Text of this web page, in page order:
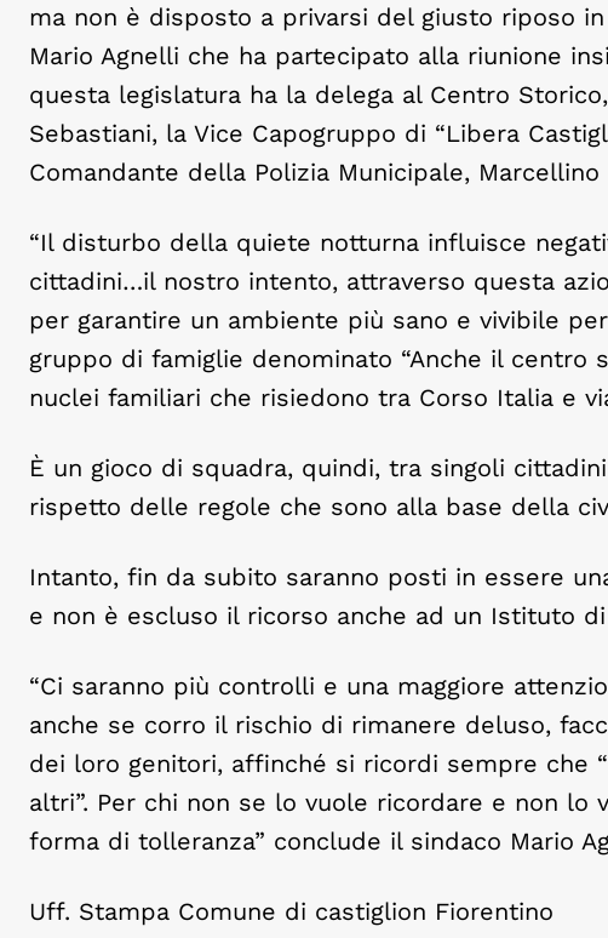
ma non è disposto a privarsi del giusto riposo
Mario Agnelli che ha partecipato alla riunione
questa legislatura ha la delega al Centro
Sebastiani, la Vice Capogruppo di “Libera
Comandante della Polizia Municipale, Marcellino
“Il disturbo della quiete notturna influisce
cittadini…il nostro intento, attraverso questa
per garantire un ambiente più sano e vivibile
gruppo di famiglie denominato “Anche il
nuclei familiari che risiedono tra Corso Italia e
È un gioco di squadra, quindi, tra singoli
rispetto delle regole che sono alla base della
Intanto, fin da subito saranno posti in essere
e non è escluso il ricorso anche ad un Istituto di
“Ci saranno più controlli e una maggiore
anche se corro il rischio di rimanere deluso,
dei loro genitori, affinché si ricordi sempre che
altri”. Per chi non se lo vuole ricordare e non
forma di tolleranza” conclude il sindaco Mario
Uff. Stampa Comune di castiglion Fiorentino